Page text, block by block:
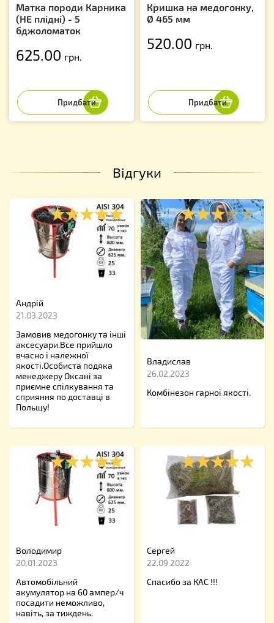
Матка породи Карника
(НЕ плідні) - 5
бджоломаток
625.00 грн.
Кришка на медогонку,
Ø 465 мм
520.00 грн.
Відгуки
Андрій
21.03.2023
Замовив медогонку та інші
аксесуари.Все прийшло
вчасно і належної
якості.Особиста подяка
менеджеру Оксані за
приємне спілкування та
сприяння по доставці в
Польщу!
Владислав
26.02.2023
Комбінезон гарної якості.
Володимир
20.01.2023
Автомобільний
акумулятор на 60 ампер/ч
посадити неможливо,
навіть, за тиждень.
Сергей
22.09.2022
Спасибо за КАС !!!